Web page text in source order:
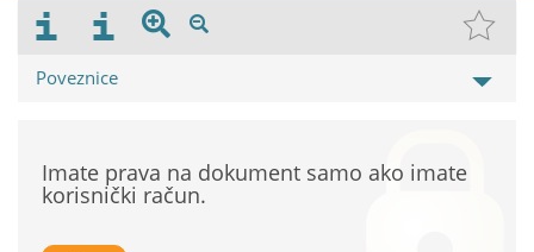
Poveznice
Imate prava na dokument samo ako imate
korisnički račun.